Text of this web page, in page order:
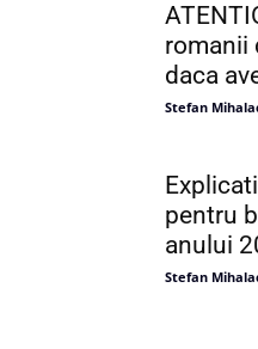
romanii
daca
Stefan
pentru
anului
Stefan